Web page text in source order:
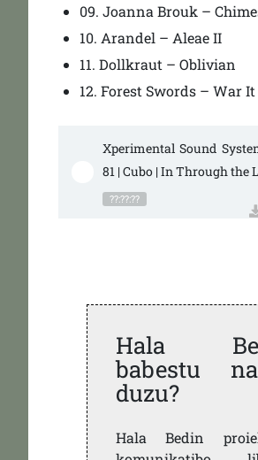
09. Joanna Brouk –
10. Arandel – Aleae II
11. Dollkraut – Oblivian
12. Forest Swords – War It
Xperimental Sound
81 | Cubo | In Through the
??:??:??
Hala
babestu
duzu?
Hala Bedin